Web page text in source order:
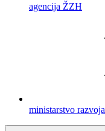
agencija ŽZH
ministarstvo razvoja